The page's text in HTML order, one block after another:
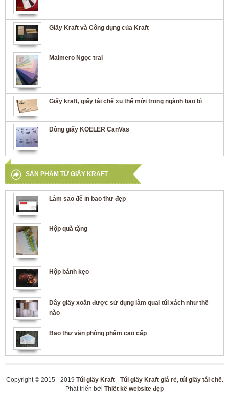
Giấy Kraft và Công dụng của Kraft
Malmero Ngọc trai
Giấy kraft, giấy tái chế xu thế mới trong ngành bao bì
Dòng giấy KOELER CanVas
SẢN PHẨM TỪ GIẤY KRAFT
Làm sao để in bao thư đẹp
Hộp quà tặng
Hộp bánh kẹo
Dây giấy xoắn được sử dụng làm quai túi xách như thế
nào
Bao thư văn phòng phẩm cao cấp
Copyright © 2015 - 2019 Túi giấy Kraft- Túi giấy Kraft giá rẻ, túi giấy tái chế.
Phát triển bởi Thiết kế website đẹp